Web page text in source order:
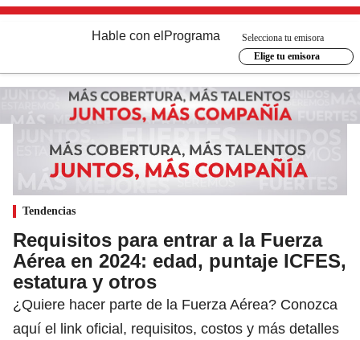
Hable con el Programa
Selecciona tu emisora
Elige tu emisora
Tendencias
Requisitos para entrar a la Fuerza
Aérea en 2024: edad, puntaje ICFES,
estatura y otros
¿Quiere hacer parte de la Fuerza Aérea? Conozca
aquí el link oficial, requisitos, costos y más detalles